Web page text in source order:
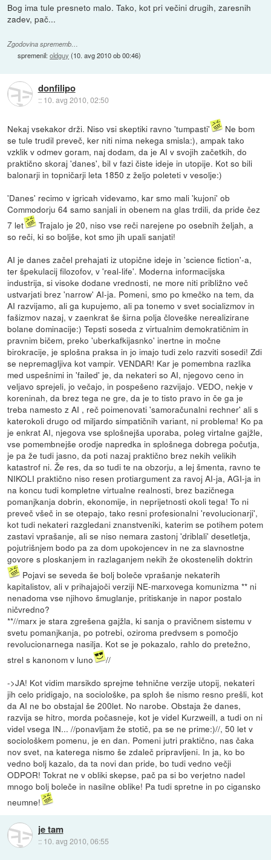
Bog ima tule presneto malo. Tako, kot pri večini drugih, zaresnih
zadev, pač...
Zgodovina sprememb…
spremenil:oldguy (10. avg 2010 ob 00:46)
donfilipo
:: 10. avg 2010, 02:50
Nekaj vsekakor drži. Niso vsi skeptiki ravno 'tumpasti'
Ne bom
se tule trudil preveč, ker niti nima nekega smisla:), ampak tako
vzklik v odmev goram, naj dodam, da je AI v svojih začetkih, do
praktično skoraj 'danes', bil v fazi čiste ideje in utopije. Kot so bili
balonarji in topničarji leta 1850 z željo poleteti v vesolje:)
'Danes' recimo v igricah videvamo, kar smo mali 'kujoni' ob
Commodorju 64 samo sanjali in obenem na glas trdili, da pride čez
7 let
Trajalo je 20, niso vse reči narejene po osebnih željah, a
so reči, ki so boljše, kot smo jih upali sanjati!
AI je danes začel prehajati iz utopične ideje in 'science fiction'-a,
ter špekulacij filozofov, v 'real-life'. Moderna informacijska
industrija, si visoke dodane vrednosti, ne more niti približno več
ustvarjati brez 'narrow' AI-ja. Pomeni, smo po kmečko na tem, da
AI razvijamo, ali ga kupujemo, ali pa tonemo v svet socializmov in
fašizmov nazaj, v zaenkrat še širna polja človeške nerealizirane
bolane dominacije:) Tepsti soseda z virtualnim demokratičnim in
pravnim bičem, preko 'uberkafkijasnko' inertne in močne
birokracije, je splošna praksa in jo imajo tudi zelo razviti sosedi! Zdi
se nepremagljiva kot vampir. VENDAR! Kar je pomembna razlika
med uspešnimi in 'failed' je, da nekateri so AI, njegovo ceno in
veljavo sprejeli, jo večajo, in pospešeno razvijajo. VEDO, nekje v
koreninah, da brez tega ne gre, da je to tisto pravo in če ga je
treba namesto z AI , reč poimenovati 'samoračunalni rechner' ali s
katerokoli drugo od miljardo simpatičnih variant, ni problema! Ko pa
je enkrat AI, njegova vse splošnejša uporaba, poleg virtalne gajžle,
vse pomembnejše orodje napredka in splošnega dobrega počutja,
je pa že tudi jasno, da poti nazaj praktično brez nekih velikih
katastrof ni. Že res, da so tudi te na obzorju, a lej šmenta, ravno te
NIKOLI praktično niso resen protiargument za ravoj AI-ja, AGI-ja in
na koncu tudi kompletne virtualne realnosti, brez bazičnega
pomanjkanja dobrin, ekonomije, in neprijetnosti okoli tega! To ni
preveč všeč in se otepajo, tako resni profesionalni 'revolucionarji',
kot tudi nekateri razgledani znanstveniki, katerim se potihem potem
zastavi vprašanje, ali se niso nemara zastonj 'driblali' desetletja,
pojutrišnjem bodo pa za dom upokojencev in ne za slavnostne
govore s ploskanjem in razlaganjem nekih že okostenelih doktrin
Pojavi se seveda še bolj boleče vprašanje nekaterih
kapitalistov, ali v prihajajoči verziji NE-marxovega komunizma ** ni
nenadoma vse njihovo šmuglanje, pritiskanje in napor postalo
ničvredno?
**//marx je stara zgrešena gajžla, ki sanja o pravičnem sistemu v
svetu pomanjkanja, po potrebi, oziroma predvsem s pomočjo
revolucionarnega nasilja. Kot se je pokazalo, rahlo do pretežno,
strel s kanonom v luno
//
->JA! Kot vidim marsikdo sprejme tehnične verzije utopij, nekateri
jih celo pridigajo, na sociološke, pa sploh še nismo resno prešli, kot
da AI ne bo obstajal še 200let. No narobe. Obstaja že danes,
razvija se hitro, morda počasneje, kot je videl Kurzweill, a tudi on ni
videl vsega IN... //ponavljam že stotič, pa se ne prime:)//, 50 let v
sociološkem pomenu, je en dan. Pomeni jutri praktično, nas čaka
nov svet, na katerega nismo še zdaleč pripravljeni. In ja, ko bo
vedno bolj kazalo, da ta novi dan pride, bo tudi vedno večji
ODPOR! Tokrat ne v obliki skepse, pač pa si bo verjetno nadel
mnogo bolj boleče in nasilne oblike! Pa tudi spretne in po cigansko
neumne!
je tam
:: 10. avg 2010, 06:55